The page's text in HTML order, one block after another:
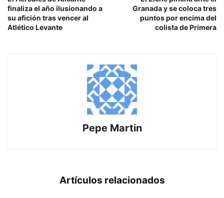
finaliza el año ilusionando a
su afición tras vencer al
Atlético Levante
Granada y se coloca tres
puntos por encima del
colista de Primera
Pepe Martin
Artículos relacionados